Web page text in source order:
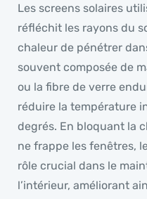
Les screens solaires
réfléchit les rayons du
chaleur de pénétrer
souvent composée de
ou la fibre de verre
réduire la température
degrés. En bloquant la
ne frappe les fenêtres,
rôle crucial dans le
l’intérieur, améliorant